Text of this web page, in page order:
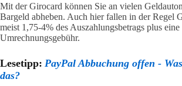
Mit der Girocard können Sie an vielen
Bargeld abheben. Auch hier fallen in der Regel
meist 1,75-4% des Auszahlungsbetrags plus eine
Umrechnungsgebühr.
Lesetipp: PayPal Abbuchung offen -
das?